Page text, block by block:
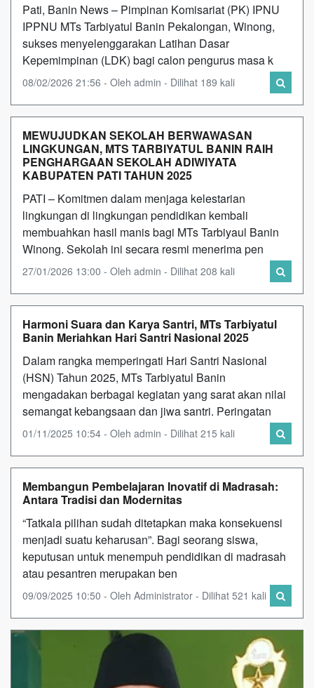
Pati, Banin News – Pimpinan Komisariat (PK) IPNU
IPPNU MTs Tarbiyatul Banin Pekalongan, Winong,
sukses menyelenggarakan Latihan Dasar
Kepemimpinan (LDK) bagi calon pengurus masa k
08/02/2026 21:56 - Oleh admin - Dilihat 189 kali
MEWUJUDKAN SEKOLAH BERWAWASAN
LINGKUNGAN, MTS TARBIYATUL BANIN RAIH
PENGHARGAAN SEKOLAH ADIWIYATA
KABUPATEN PATI TAHUN 2025
PATI – Komitmen dalam menjaga kelestarian
lingkungan di lingkungan pendidikan kembali
membuahkan hasil manis bagi MTs Tarbiyaul Banin
Winong. Sekolah ini secara resmi menerima pen
27/01/2026 13:00 - Oleh admin - Dilihat 208 kali
Harmoni Suara dan Karya Santri, MTs Tarbiyatul
Banin Meriahkan Hari Santri Nasional 2025
Dalam rangka memperingati Hari Santri Nasional
(HSN) Tahun 2025, MTs Tarbiyatul Banin
mengadakan berbagai kegiatan yang sarat akan nilai
semangat kebangsaan dan jiwa santri. Peringatan
01/11/2025 10:54 - Oleh admin - Dilihat 215 kali
Membangun Pembelajaran Inovatif di Madrasah:
Antara Tradisi dan Modernitas
“Tatkala pilihan sudah ditetapkan maka konsekuensi
menjadi suatu keharusan”. Bagi seorang siswa,
keputusan untuk menempuh pendidikan di madrasah
atau pesantren merupakan ben
09/09/2025 10:50 - Oleh Administrator - Dilihat 521 kali